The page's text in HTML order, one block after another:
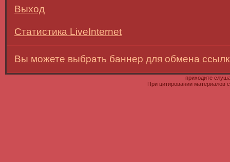
Выход
Статистика LiveInternet
Вы можете выбрать баннер для обмена
приходите
При цитировании материалов